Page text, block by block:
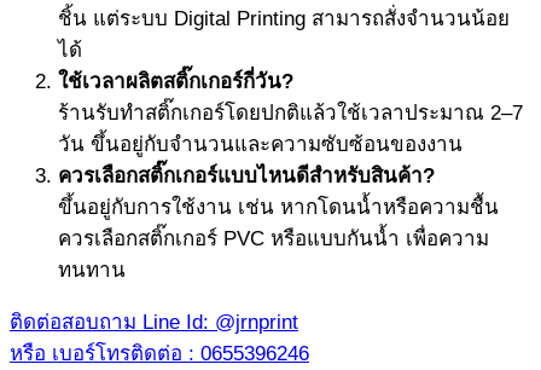
ชิ้น แต่ระบบ Digital Printing สามารถสั่งจำนวนน้อย
ได้
ใช้เวลาผลิตสติ๊กเกอร์กี่วัน?
ร้านรับทำสติ๊กเกอร์โดยปกติแล้วใช้เวลาประมาณ 2–7
วัน ขึ้นอยู่กับจำนวนและความซับซ้อนของงาน
ควรเลือกสติ๊กเกอร์แบบไหนดีสำหรับสินค้า?
ขึ้นอยู่กับการใช้งาน เช่น หากโดนน้ำหรือความชื้น
ควรเลือกสติ๊กเกอร์ PVC หรือแบบกันน้ำ เพื่อความ
ทนทาน
ติดต่อสอบถาม Line Id: @jrnprint
หรือ เบอร์โทรติดต่อ : 0655396246